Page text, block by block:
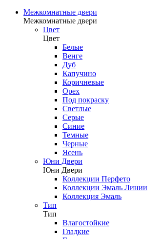
Межкомнатные двери
Межкомнатные двери
Цвет
Цвет
Белые
Венге
Дуб
Капучино
Коричневые
Орех
Под покраску
Светлые
Серые
Синие
Темные
Черные
Ясень
Юни Двери
Юни Двери
Коллекции Перфето
Коллекции Эмаль Линии
Коллекция Эмаль
Тип
Тип
Влагостойкие
Гладкие